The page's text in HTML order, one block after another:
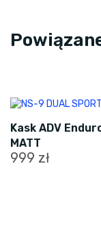
Kask ADV
MATT
999 zł